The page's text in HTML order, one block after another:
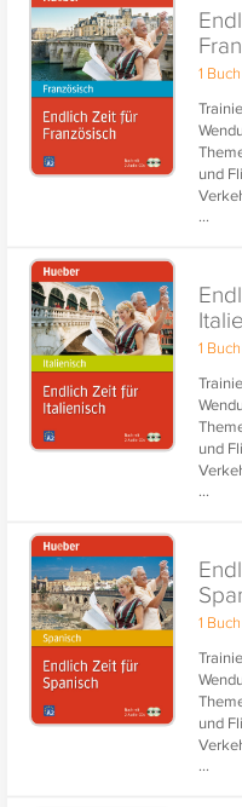
1 Buch
und
...
1 Buch
und
...
1 Buch
und
...